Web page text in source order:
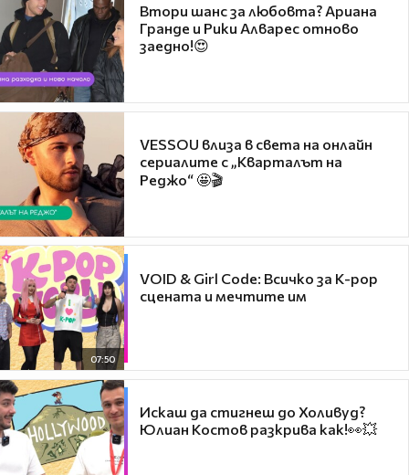
Втори шанс за любовта? Ариана
Гранде и Рики Алварес отново
заедно!😍
VESSOU влиза в света на онлайн
сериалите с „Кварталът на
Реджо“ 🤩🎬
07:50
VOID & Girl Code: Всичко за K-pop
сцената и мечтите им
Искаш да стигнеш до Холивуд?
Юлиан Костов разкрива как!👀💥